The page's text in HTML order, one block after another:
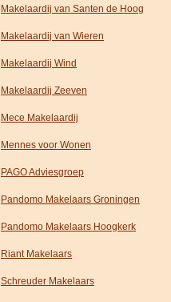
Makelaardij van Santen de Hoog
Makelaardij van Wieren
Makelaardij Wind
Makelaardij Zeeven
Mece Makelaardij
Mennes voor Wonen
PAGO Adviesgroep
Pandomo Makelaars Groningen
Pandomo Makelaars Hoogkerk
Riant Makelaars
Schreuder Makelaars